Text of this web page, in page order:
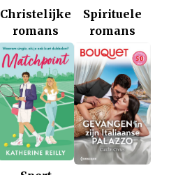
Christelijke
romans
Spirituele
romans